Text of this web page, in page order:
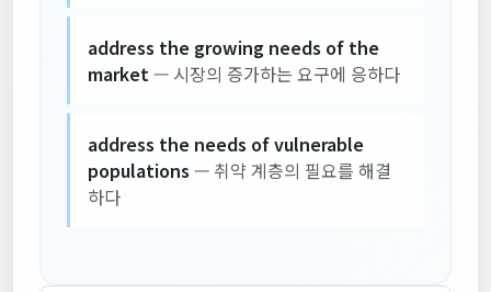
address the growing needs of the
market— 시장의 증가하는 요구에 응하다
address the needs of vulnerable
populations — 취약 계층의 필요를 해결
하다